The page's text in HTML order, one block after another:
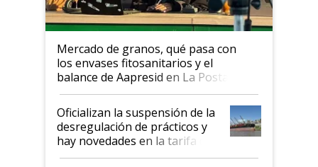
Mercado de granos, qué pasa con
los envases fitosanitarios y el
balance de Aapresid en La Posta
Oficializan la suspensión de la
desregulación de prácticos y
hay novedades en la tarifa de
la hidrovía